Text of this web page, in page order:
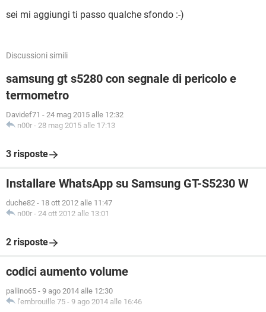
sei mi aggiungi ti passo qualche sfondo :-)
Discussioni simili
samsung gt s5280 con segnale di pericolo e
termometro
Davidef71 - 24 mag 2015 alle 12:32
n00r - 28 mag 2015 alle 17:13
3 risposte
Installare WhatsApp su Samsung GT-S5230 W
duche82 - 18 ott 2012 alle 11:47
n00r - 24 ott 2012 alle 13:01
2 risposte
codici aumento volume
pallino65 - 9 ago 2014 alle 12:30
l'embrouille 75 - 9 ago 2014 alle 16:46